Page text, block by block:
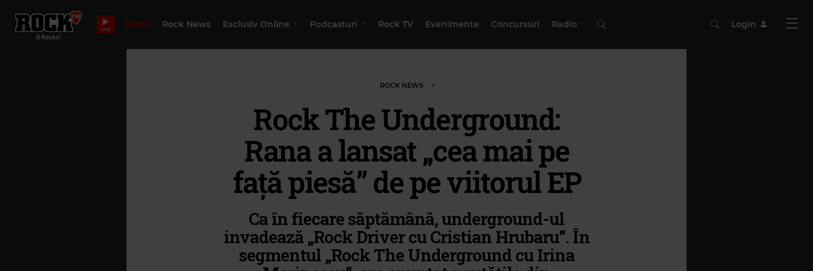
LIVE Bilete Rock News Exclusiv Online Podcasturi Rock TV Evenimente Concursuri Radio Login
ROCK NEWS
Rock The Underground:
Rana a lansat „cea mai pe
față piesă” de pe viitorul EP
Ca în fiecare săptămână, underground-ul
invadează „Rock Driver cu Cristian Hrubaru”. În
segmentul „Rock The Underground cu Irina